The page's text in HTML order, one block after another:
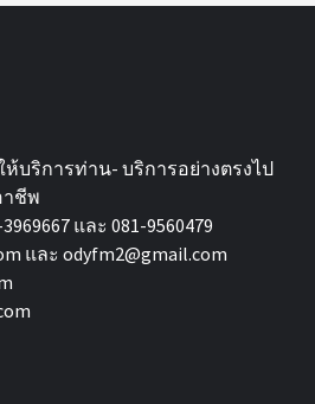
บริการท่าน- บริการอย่างตรงไป
าชีพ
และ 081-9560479
และ odyfm2@gmail.com